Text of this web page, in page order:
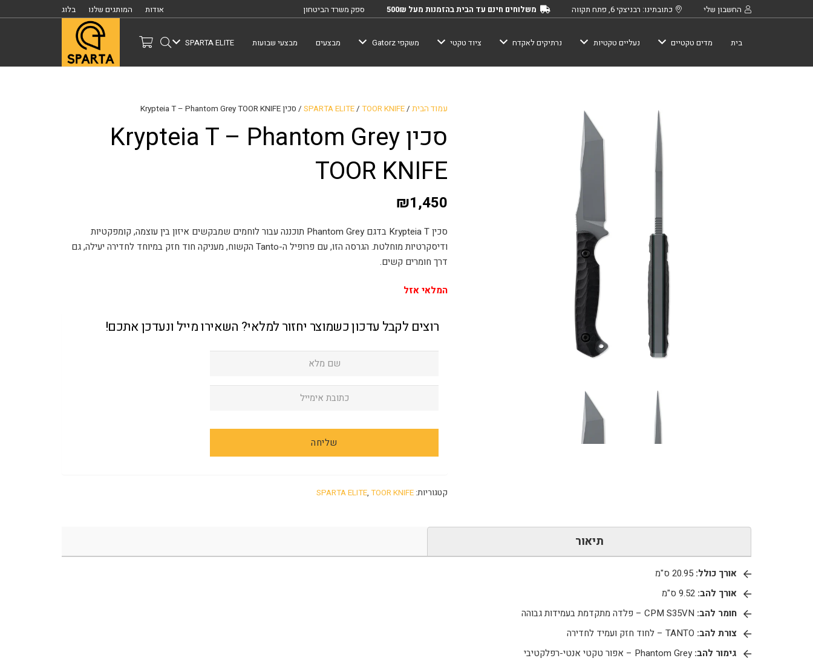
החשבון שלי כתובתינו: רבניצקי 6, פתח תקווה משלוחים חינם עד הבית בהזמנות מעל 500₪ ספק משרד הביטחון אודות המותגים שלנו בלוג
בית מדים טקטיים נעליים טקטיות נרתיקים לאקדח ציוד טקטי משקפי Gatorz מבצעים מבצעי שבועות SPARTA ELITE
עמוד הבית/
SPARTA ELITE/TOOR KNIFE / סכין Krypteia T – Phantom Grey TOOR KNIFE
סכין Krypteia T – Phantom Grey
TOOR KNIFE
₪1,450
סכין Krypteia T בדגם Phantom Grey תוכננה עבור לוחמים שמבקשים איזון בין עוצמה, קומפקטיות
ודיסקרטיות מוחלטת. הגרסה הזו, עם פרופיל ה-Tanto הקשוח, מעניקה חוד חזק במיוחד לחדירה יעילה, גם
דרך חומרים קשים.
המלאי אזל
רוצים לקבל עדכון כשמוצר יחזור למלאי? השאירו מייל ונעדכן אתכם!
קטגוריות: SPARTA ELITE,TOOR KNIFE
תיאור
אורך כולל:
אורך להב:
חומר להב:
צורת להב:
גימור להב: